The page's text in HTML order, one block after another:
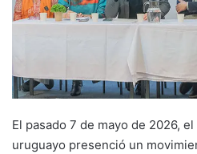
El pasado 7 de mayo de 2026,
uruguayo presenció un